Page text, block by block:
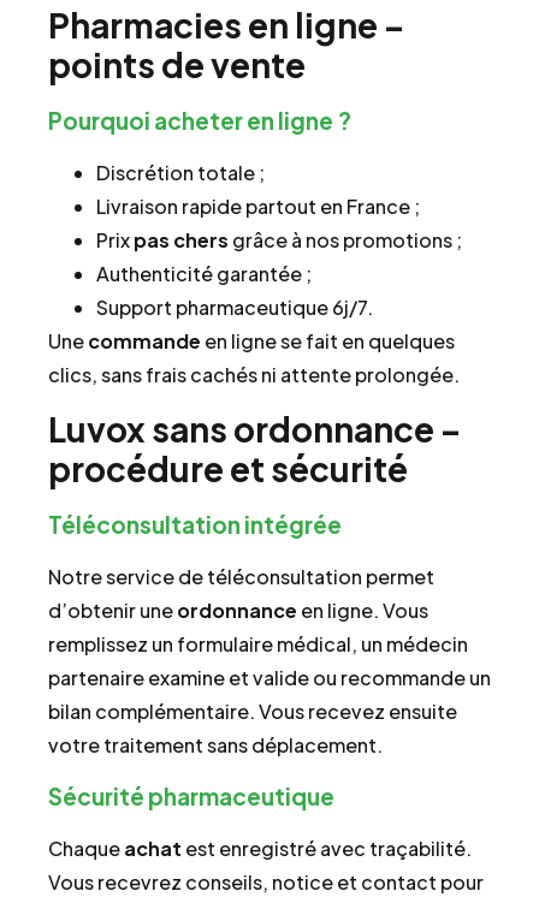
Pharmacies en ligne –
points de vente
Pourquoi acheter en ligne ?
Discrétion totale ;
Livraison rapide partout en France ;
Prixpas chers grâce à nos promotions ;
Authenticité garantée ;
Support pharmaceutique 6j/7.
Unecommande en ligne se fait en quelques
clics, sans frais cachés ni attente prolongée.
Luvox sans ordonnance –
procédure et sécurité
Téléconsultation intégrée
Notre service de téléconsultation permet
d’obtenir uneordonnance en ligne. Vous
remplissez un formulaire médical, un médecin
partenaire examine et valide ou recommande un
bilan complémentaire. Vous recevez ensuite
votre traitement sans déplacement.
Sécurité pharmaceutique
Chaqueachat est enregistré avec traçabilité.
Vous recevrez conseils, notice et contact pour